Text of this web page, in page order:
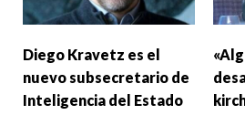
Diego Kravetz es el
nuevo subsecretario de
Inteligencia del Estado